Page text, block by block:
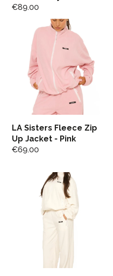
€89.00
LA Sisters Fleece Zip
Up Jacket - Pink
€69.00